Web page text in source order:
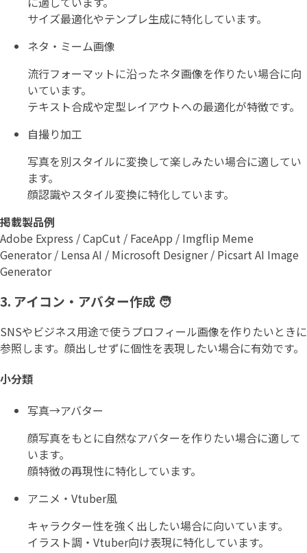
サイズ最適化やテンプレ生成に特化しています。
ネタ・ミーム画像
流行フォーマットに沿ったネタ画像を作りたい場合に向
いています。
テキスト合成や定型レイアウトへの最適化が特徴です。
自撮り加工
写真を別スタイルに変換して楽しみたい場合に適してい
ます。
顔認識やスタイル変換に特化しています。
掲載製品例
Adobe Express / CapCut / FaceApp / Imgflip Meme
Generator / Lensa AI / Microsoft Designer / Picsart AI Image
Generator
3. アイコン・アバター作成 🧑
SNSやビジネス用途で使うプロフィール画像を作りたいときに
参照します。顔出しせずに個性を表現したい場合に有効です。
小分類
写真→アバター
顔写真をもとに自然なアバターを作りたい場合に適して
います。
顔特徴の再現性に特化しています。
アニメ・Vtuber風
キャラクター性を強く出したい場合に向いています。
イラスト調・Vtuber向け表現に特化しています。